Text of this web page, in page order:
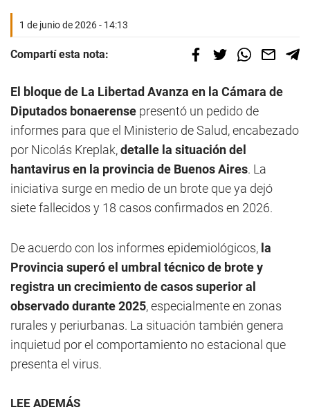
1 de junio de 2026 - 14:13
Compartí esta nota:
El bloque de La Libertad Avanza en la Cámara de
Diputados bonaerense presentó un pedido de
informes para que el Ministerio de Salud, encabezado
por Nicolás Kreplak,detalle la situación del
hantavirus en la provincia de Buenos Aires. La
iniciativa surge en medio de un brote que ya dejó
siete fallecidos y 18 casos confirmados en 2026.
De acuerdo con los informes epidemiológicos, la
Provincia superó el umbral técnico de brote y
registra un crecimiento de casos superior al
observado durante 2025, especialmente en zonas
rurales y periurbanas. La situación también genera
inquietud por el comportamiento no estacional que
presenta el virus.
LEE ADEMÁS